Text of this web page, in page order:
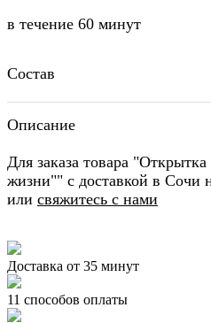
в течение 60 минут
Состав
Описание
Для заказа товара
жизни"" с доставкой в Сочи
или свяжитесь с нами
Доставка от 35 минут
11 способов оплаты